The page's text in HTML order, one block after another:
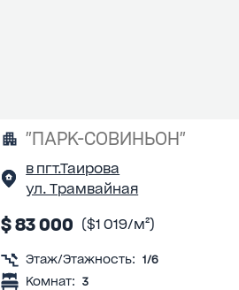
"ПАРК-СОВИНЬОН"
в пгт.Таирова
ул. Трамвайная
$ 83 000 ($1 019/м²)
Этаж/Этажность: 1/6
Комнат: 3